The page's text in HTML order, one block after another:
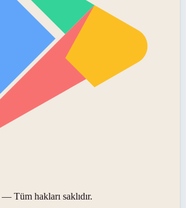
— Tüm hakları saklıdır.